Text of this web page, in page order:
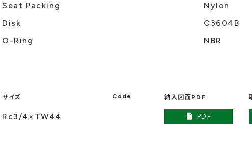
Seat Packing
Nylon
Disk
C3604B
O-Ring
NBR
サイズ Code 納入図面PDF
Rc3/4×TW44 PDF